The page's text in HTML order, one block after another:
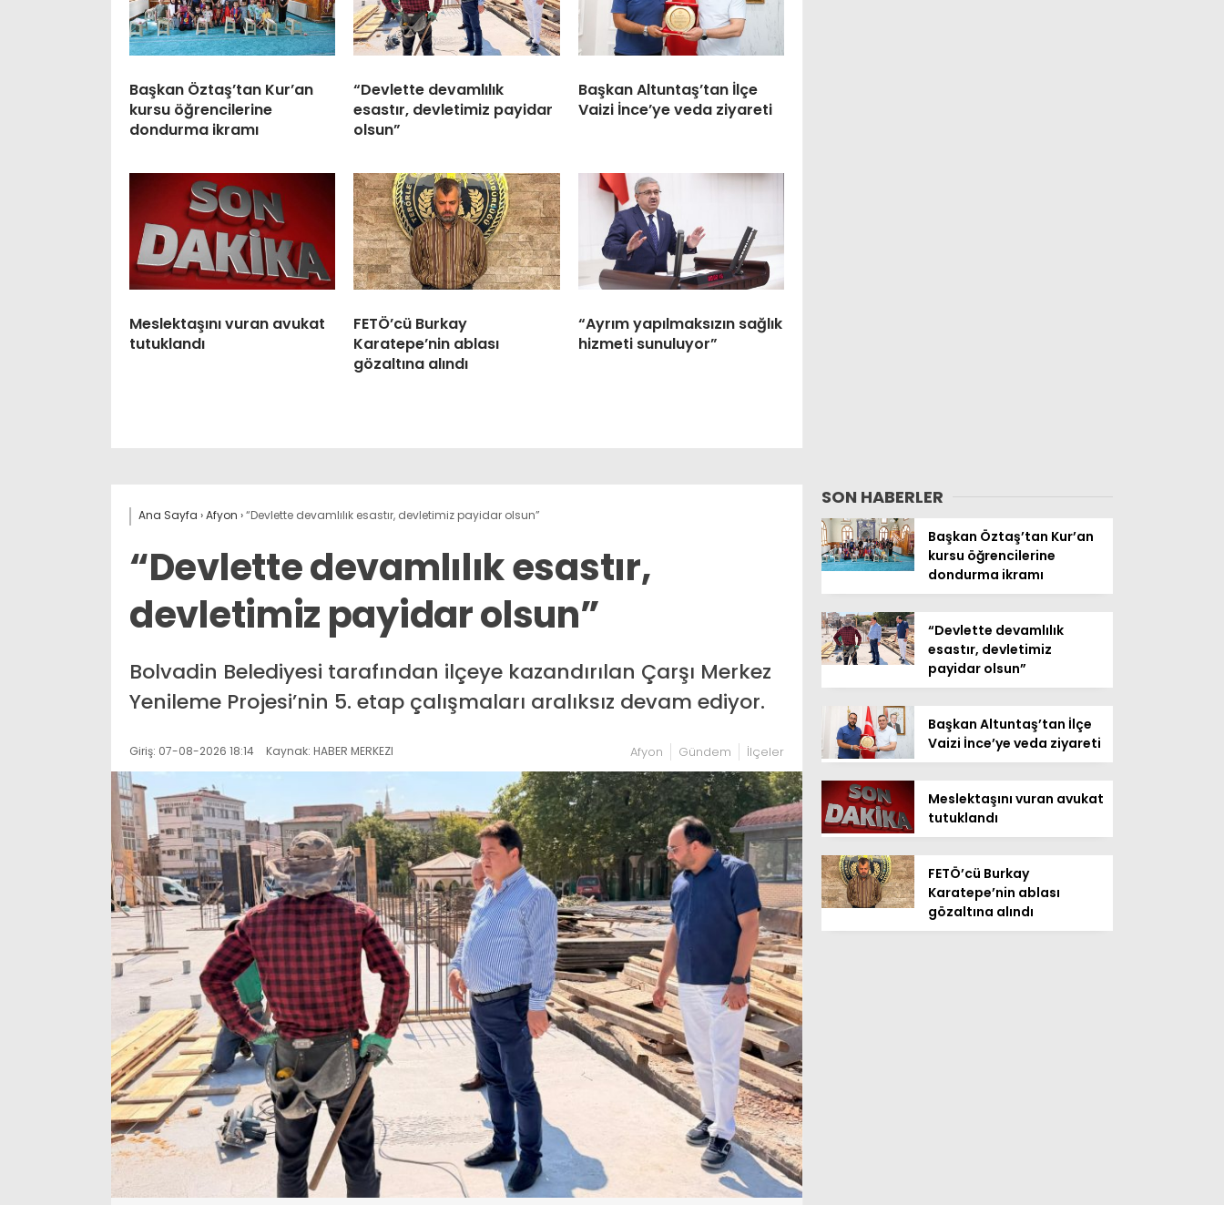
Başkan Öztaş’tan Kur’an
kursu öğrencilerine
dondurma ikramı
“Devlette devamlılık
esastır, devletimiz payidar
olsun”
Başkan Altuntaş’tan İlçe
Vaizi İnce’ye veda ziyareti
Meslektaşını vuran avukat
tutuklandı
FETÖ’cü Burkay
Karatepe’nin ablası
gözaltına alındı
“Ayrım yapılmaksızın sağlık
hizmeti sunuluyor”
Ana Sayfa ›Afyon ›“Devlette devamlılık esastır, devletimiz payidar olsun”
“Devlette devamlılık esastır,
devletimiz payidar olsun”
Bolvadin Belediyesi tarafından ilçeye kazandırılan Çarşı Merkez
Yenileme Projesi’nin 5. etap çalışmaları aralıksız devam ediyor.
Giriş: 07-08-2026 18:14 Kaynak: HABER MERKEZI Afyon Gündem İlçeler
SON HABERLER
Başkan Öztaş’tan Kur’an
kursu öğrencilerine
dondurma ikramı
“Devlette devamlılık
esastır, devletimiz
payidar olsun”
Başkan Altuntaş’tan İlçe
Vaizi İnce’ye veda ziyareti
Meslektaşını vuran avukat
tutuklandı
FETÖ’cü Burkay
Karatepe’nin ablası
gözaltına alındı